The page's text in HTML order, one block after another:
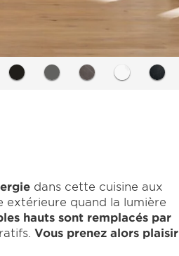
dans cette cuisine aux
extérieure quand la lumière
hauts sont remplacés par
Vous prenez alors plaisir